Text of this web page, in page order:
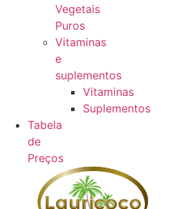
Vegetais
Puros
Vitaminas
e
suplementos
Vitaminas
Suplementos
Tabela
de
Preços